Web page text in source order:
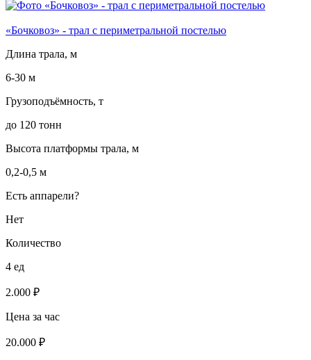
«Бочковоз» - трал с периметральной постелью
Длина трала, м
6-30 м
Грузоподъёмность, т
до 120 тонн
Высота платформы трала, м
0,2-0,5 м
Есть аппарели?
Нет
Количество
4 ед
2.000 ₽
Цена за час
20.000 ₽